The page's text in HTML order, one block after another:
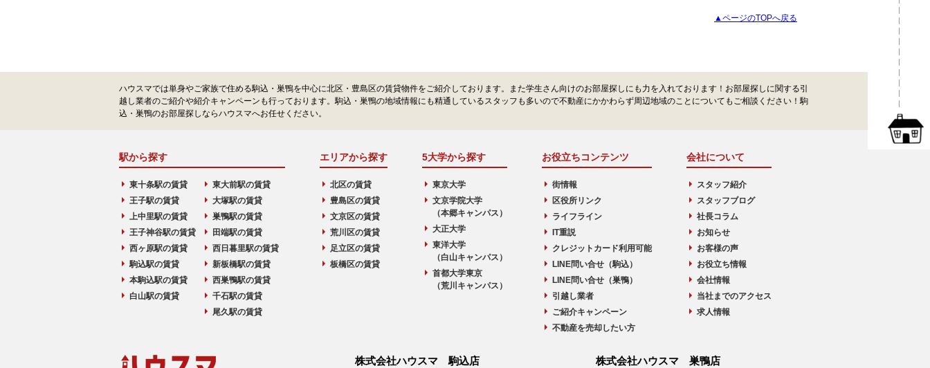
▲ページのTOPへ戻る
ハウスマでは単身やご家族で住める駒込・巣鴨を中心に北区・豊島区の賃貸物件をご紹介しております。また学生さん向けのお部屋探しにも力を入れております！お部屋探しに関する引
越し業者のご紹介や紹介キャンペーンも行っております。駒込・巣鴨の地域情報にも精通しているスタッフも多いので不動産にかかわらず周辺地域のことについてもご相談ください！駒
込・巣鴨のお部屋探しならハウスマへお任せください。
駅から探す
東十条駅の賃貸
王子駅の賃貸
上中里駅の賃貸
王子神谷駅の賃貸
西ヶ原駅の賃貸
駒込駅の賃貸
本駒込駅の賃貸
白山駅の賃貸
東大前駅の賃貸
大塚駅の賃貸
巣鴨駅の賃貸
田端駅の賃貸
西日暮里駅の賃貸
新板橋駅の賃貸
西巣鴨駅の賃貸
千石駅の賃貸
尾久駅の賃貸
エリアから探す
北区の賃貸
豊島区の賃貸
文京区の賃貸
荒川区の賃貸
足立区の賃貸
板橋区の賃貸
5大学から探す
東京大学
文京学院大学
（本郷キャンパス）
大正大学
東洋大学
（白山キャンパス）
首都大学東京
（荒川キャンパス）
お役立ちコンテンツ
街情報
区役所リンク
ライフライン
IT重説
クレジットカード利用可能
LINE問い合せ（駒込）
LINE問い合せ（巣鴨）
引越し業者
ご紹介キャンペーン
不動産を売却したい方
会社について
スタッフ紹介
スタッフブログ
社長コラム
お知らせ
お客様の声
お役立ち情報
会社情報
当社までのアクセス
求人情報
株式会社ハウスマ 駒込店 株式会社ハウスマ 巣鴨店